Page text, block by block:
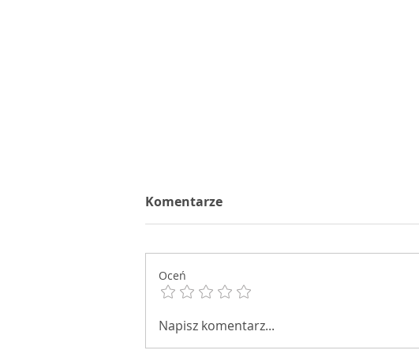
Chwalimy się!
Komentarze
Oceń
Napisz komentarz...